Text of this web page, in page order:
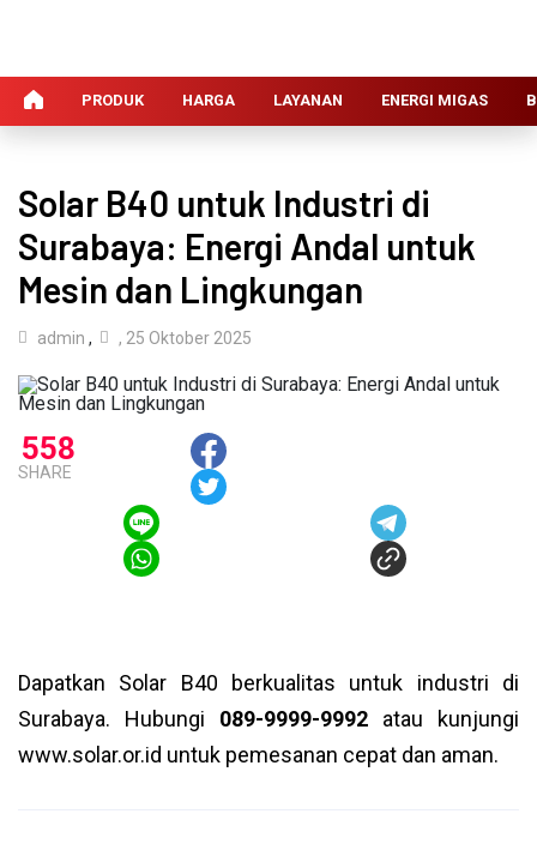
PRODUK HARGA LAYANAN ENERGI MIGAS
Solar B40 untuk Industri di
Surabaya: Energi Andal untuk
Mesin dan Lingkungan
admin , , 25 Oktober 2025
558
SHARE
Dapatkan Solar B40 berkualitas untuk industri di
Surabaya. Hubungi 089-9999-9992 atau kunjungi
www.solar.or.id untuk pemesanan cepat dan aman.